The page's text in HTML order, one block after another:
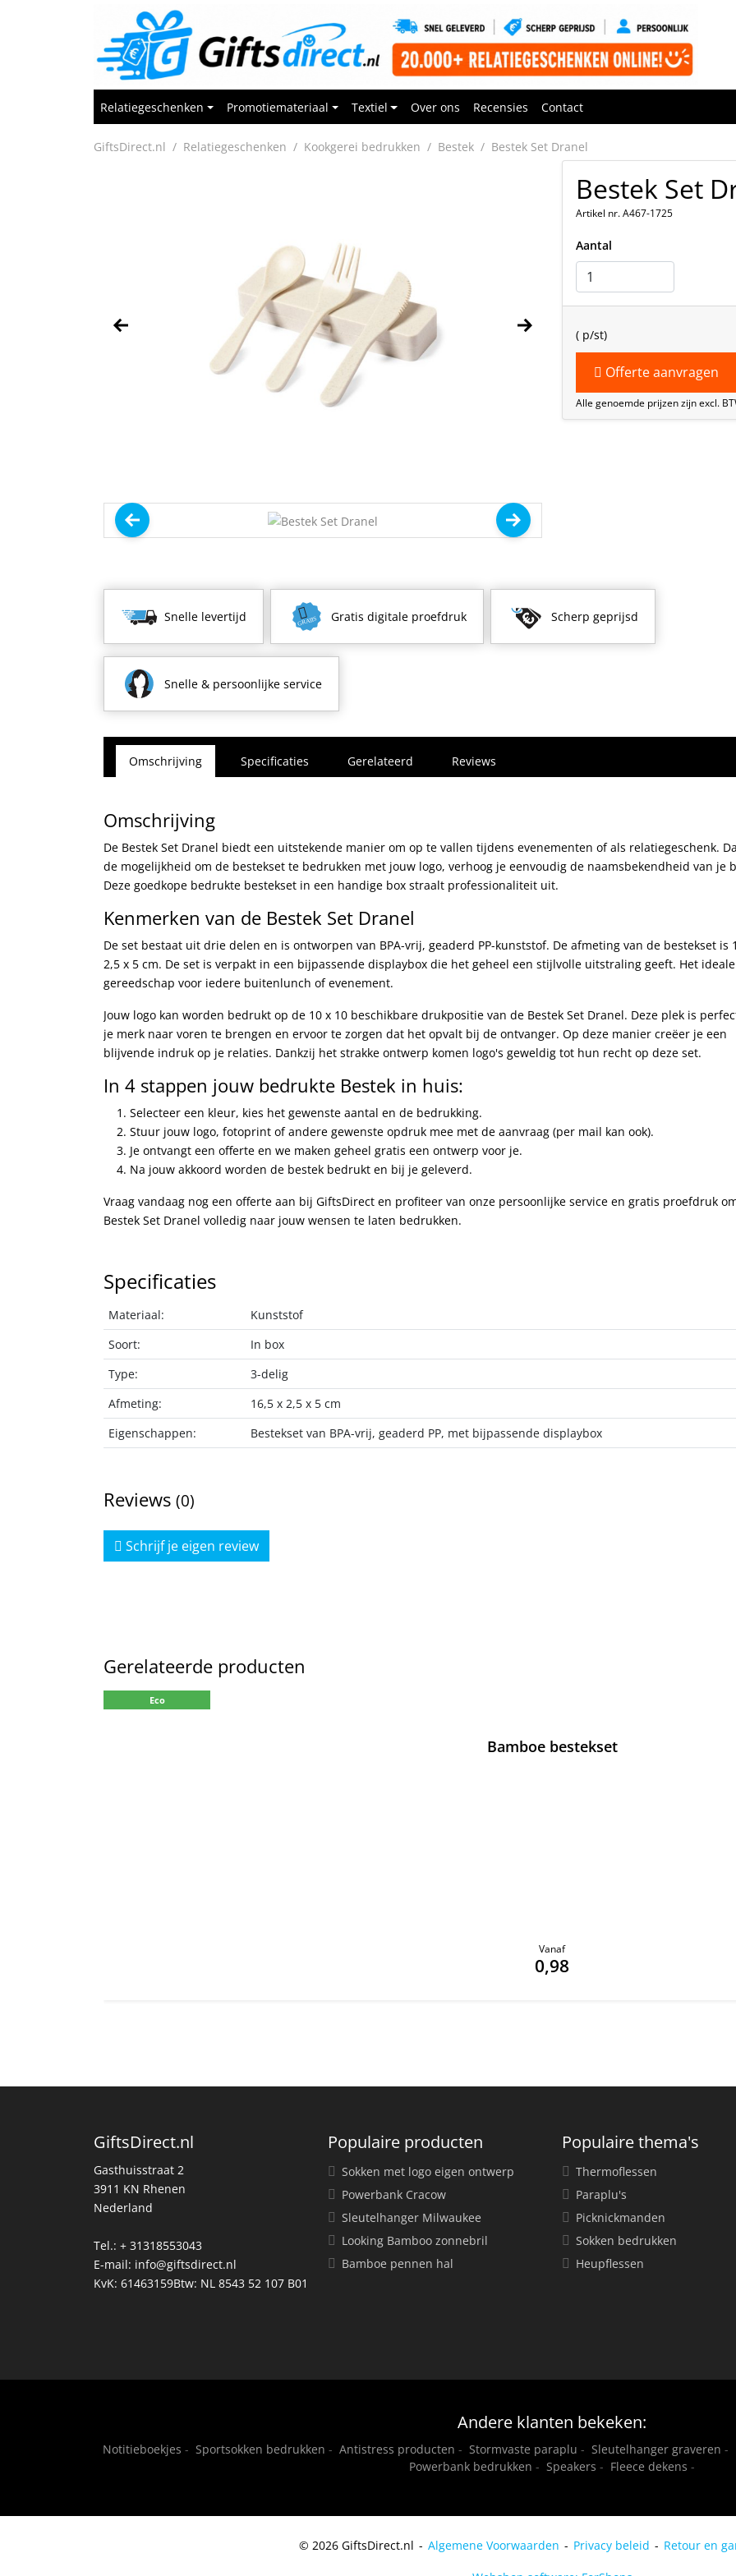
Relatiegeschenken Promotiemateriaal Textiel Over ons Recensies Contact
GiftsDirect.nl Relatiegeschenken Kookgerei bedrukken Bestek Bestek Set Dranel
Bestek Set
Artikel nr. A467-1725
Aantal
( p/st)
Offerte aanvragen
Alle genoemde prijzen zijn excl.
Snelle levertijd Gratis digitale proefdruk Scherp geprijsd
Snelle & persoonlijke service
Omschrijving Specificaties Gerelateerd Reviews
Omschrijving
De Bestek Set Dranel biedt een uitstekende manier om op te vallen tijdens evenementen of als relatiegeschenk.
de mogelijkheid om de bestekset te bedrukken met jouw logo, verhoog je eenvoudig de naamsbekendheid van je
Deze goedkope bedrukte bestekset in een handige box straalt professionaliteit uit.
Kenmerken van de Bestek Set Dranel
De set bestaat uit drie delen en is ontworpen van BPA-vrij, geaderd PP-kunststof. De afmeting van de bestekset is
2,5 x 5 cm. De set is verpakt in een bijpassende displaybox die het geheel een stijlvolle uitstraling geeft. Het ideale
gereedschap voor iedere buitenlunch of evenement.
Jouw logo kan worden bedrukt op de 10 x 10 beschikbare drukpositie van de Bestek Set Dranel. Deze plek is
je merk naar voren te brengen en ervoor te zorgen dat het opvalt bij de ontvanger. Op deze manier creëer je een
blijvende indruk op je relaties. Dankzij het strakke ontwerp komen logo's geweldig tot hun recht op deze set.
In 4 stappen jouw bedrukte Bestek in huis:
Selecteer een kleur, kies het gewenste aantal en de bedrukking.
Stuur jouw logo, fotoprint of andere gewenste opdruk mee met de aanvraag (per mail kan ook).
Je ontvangt een offerte en we maken geheel gratis een ontwerp voor je.
Na jouw akkoord worden de bestek bedrukt en bij je geleverd.
Vraag vandaag nog een offerte aan bij GiftsDirect en profiteer van onze persoonlijke service en gratis proefdruk
Bestek Set Dranel volledig naar jouw wensen te laten bedrukken.
Specificaties
Materiaal:
Kunststof
Soort:
In box
Type:
3-delig
Afmeting:
16,5 x 2,5 x 5 cm
Eigenschappen:
Bestekset van BPA-vrij, geaderd PP, met bijpassende displaybox
Reviews (0)
Schrijf je eigen review
Gerelateerde producten
Eco
Bamboe bestekset
Vanaf
0,98
GiftsDirect.nl
Gasthuisstraat 2
3911 KN Rhenen
Nederland
Tel.: + 31318553043
E-mail: info@giftsdirect.nl
KvK: 61463159Btw: NL 8543 52 107 B01
Populaire producten
Sokken met logo eigen ontwerp
Powerbank Cracow
Sleutelhanger Milwaukee
Looking Bamboo zonnebril
Bamboe pennen hal
Populaire thema's
Thermoflessen
Paraplu's
Picknickmanden
Sokken bedrukken
Heupflessen
Andere klanten bekeken:
Notitieboekjes - Sportsokken bedrukken - Antistress producten - Stormvaste paraplu - Sleutelhanger graveren -
Powerbank bedrukken - Speakers - Fleece dekens -
© 2026 GiftsDirect.nl Algemene Voorwaarden Privacy beleid Retour en